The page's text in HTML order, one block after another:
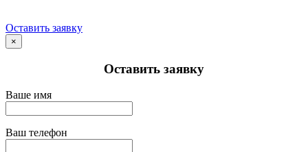
Оставить заявку
×
Оставить заявку
Ваше имя
Ваш телефон